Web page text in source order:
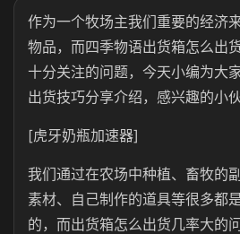
作为一个牧场主我们重要的经济
物品，而四季物语出货箱怎么出
十分关注的问题，今天小编为大
出货技巧分享介绍，感兴趣的小
[虎牙奶瓶加速器]
我们通过在农场中种植、畜牧的
素材、自己制作的道具等很多都
的，而出货箱怎么出货几率大的